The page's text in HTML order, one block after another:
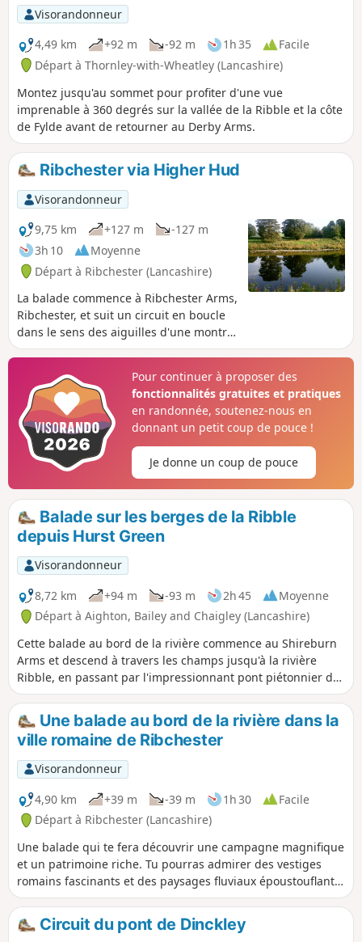
Visorandonneur
4,49 km
+92 m -92 m 1h 35
Facile
Départ à Thornley-with-Wheatley (Lancashire)
Montez jusqu'au sommet pour profiter d'une vue
imprenable à 360 degrés sur la vallée de la Ribble et la côte
de Fylde avant de retourner au Derby Arms.
Ribchester via Higher Hud
Visorandonneur
9,75 km
+127 m
-127 m
3h 10
Moyenne
Départ à Ribchester (Lancashire)
La balade commence à Ribchester Arms,
Ribchester, et suit un circuit en boucle
dans le sens des aiguilles d'une montre
via Duddle Wood, Higher Hud et la
Pour continuer à proposer des
fonctionnalités gratuites et pratiques
en randonnée, soutenez-nous en
donnant un petit coup de pouce !
Je donne un coup de pouce
Balade sur les berges de la Ribble
depuis Hurst Green
Visorandonneur
8,72 km
+94 m -93 m 2h 45
Moyenne
Départ à Aighton, Bailey and Chaigley (Lancashire)
Cette balade au bord de la rivière commence au Shireburn
Arms et descend à travers les champs jusqu'à la rivière
Ribble, en passant par l'impressionnant pont piétonnier de
Dinkley, puis en suivant la rivière vers Ribchester, avant de
revenir par les bois et les pâturages jusqu'à Hurst Green.
Une balade au bord de la rivière dans la
ville romaine de Ribchester
Visorandonneur
4,90 km
+39 m -39 m 1h 30
Facile
Départ à Ribchester (Lancashire)
Une balade qui te fera découvrir une campagne magnifique
et un patrimoine riche. Tu pourras admirer des vestiges
romains fascinants et des paysages fluviaux époustouflants,
notamment la vue sur la magnifique colline de Pendle Hill,
avant de te faire accueillir chaleureusement par le White
Bull à ton retour.
Circuit du pont de Dinckley